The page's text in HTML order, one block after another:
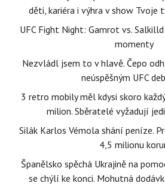
děti, kariéra i výhra v show Tvoje
UFC Fight Night: Gamrot vs.
momenty
Nezvládl jsem to v hlavě. Čepo
neúspěšným UFC
3 retro mobily měl kdysi skoro
milion. Sběratelé vyžadují
Silák Karlos Vémola shání peníze.
4,5 milionu
Španělsko spěchá Ukrajině na
se chýlí ke konci. Mohutná